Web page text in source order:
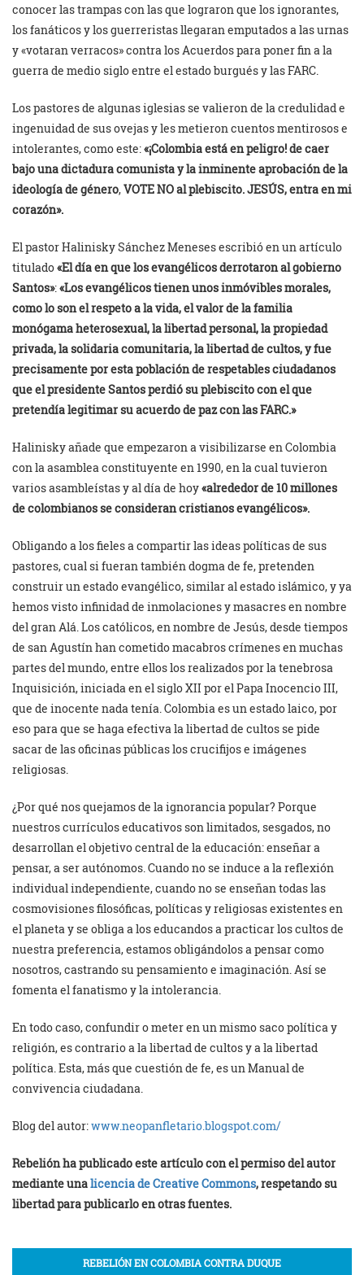
conocer las trampas con las que lograron que los ignorantes,
los fanáticos y los guerreristas llegaran emputados a las urnas
y «votaran verracos» contra los Acuerdos para poner fin a la
guerra de medio siglo entre el estado burgués y las FARC.
Los pastores de algunas iglesias se valieron de la credulidad e
ingenuidad de sus ovejas y les metieron cuentos mentirosos e
intolerantes, como este:«¡Colombia está en peligro!de caer
bajo una dictaduracomunistay la inminente aprobación de la
ideología de género,VOTE NO al plebiscito. JESÚS, entra en mi
corazón».
El pastor Halinisky Sánchez Meneses escribió en un artículo
titulado«El día en que los evangélicos derrotaron al gobierno
Santos»:«Los evangélicos tienen unos inmóvibles morales,
como lo son el respeto a la vida, el valor de la familia
monógama heterosexual, la libertad personal, la propiedad
privada, la solidaria comunitaria, la libertad de cultos, y fue
precisamente por esta población de respetables ciudadanos
que el presidente Santos perdió su plebiscito con el que
pretendía legitimar su acuerdo de paz con las FARC.»
Halinisky añade que empezaron a visibilizarse en Colombia
con la asamblea constituyente en 1990, en la cual tuvieron
varios asambleístas y al día de hoy«alrededor de 10 millones
de colombianos se consideran cristianos evangélicos».
Obligando a los fieles a compartir las ideas políticas de sus
pastores, cual si fueran también dogma de fe, pretenden
construir un estado evangélico, similar al estado islámico, y ya
hemos visto infinidad de inmolaciones y masacres en nombre
del gran Alá. Los católicos, en nombre de Jesús, desde tiempos
de san Agustín han cometido macabros crímenes en muchas
partes del mundo, entre ellos los realizados por la tenebrosa
Inquisición, iniciada en el siglo XII por el Papa Inocencio III,
que de inocente nada tenía. Colombia es un estado laico, por
eso para que se haga efectiva la libertad de cultos se pide
sacar de las oficinas públicaslos crucifijos e imágenes
religiosas.
¿Por qué nos quejamos de la ignorancia popular? Porque
nuestros currículos educativos son limitados, sesgados, no
desarrollan el objetivo central de la educación: enseñar a
pensar, a ser autónomos. Cuando no se induce a la reflexión
individual independiente, cuando no se enseñan todas las
cosmovisiones filosóficas, políticas y religiosas existentes en
el planeta y se obliga a los educandos a practicar los cultos de
nuestra preferencia, estamos obligándolos a pensar como
nosotros, castrando su pensamiento e imaginación. Así se
fomenta el fanatismo y la intolerancia.
En todo caso, confundir o meter en un mismo saco política y
religión, es contrario a la libertad de cultos y a la libertad
política. Esta, más que cuestión de fe, es un Manual de
convivencia ciudadana.
Blog del autor:www.neopanfletario.blogspot.com/
Rebelión ha publicado este artículo con el permiso del autor
mediante unalicencia de Creative Commons, respetando su
libertad para publicarlo en otras fuentes.
REBELIÓN EN COLOMBIA CONTRA DUQUE